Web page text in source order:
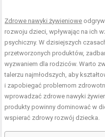
Zdrowe nawyki żywieniowe
rozwoju dzieci, wpływając na ich
psychiczny. W dzisiejszych
przetworzonych produktów,
wyzwaniem dla rodziców. Warto
talerzu najmłodszych, aby
i zapobiegać problemom
wprowadzać zdrowe nawyki
produkty powinny dominować w
wspierać zdrowy rozwój dziecka.